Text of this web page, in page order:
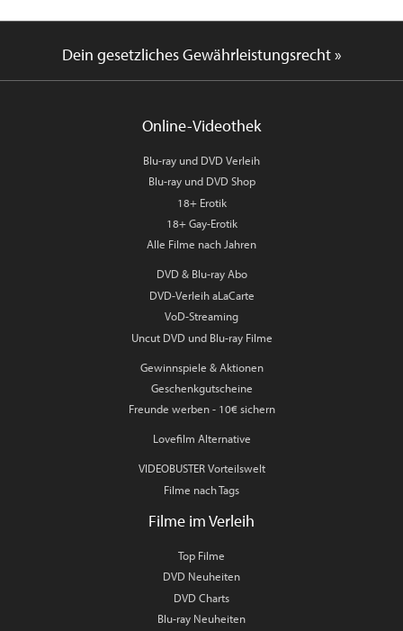
Dein gesetzliches Gewährleistungsrecht »
Online-Videothek
Blu-ray und DVD Verleih
Blu-ray und DVD Shop
18+ Erotik
18+ Gay-Erotik
Alle Filme nach Jahren
DVD & Blu-ray Abo
DVD-Verleih aLaCarte
VoD-Streaming
Uncut DVD und Blu-ray Filme
Gewinnspiele & Aktionen
Geschenkgutscheine
Freunde werben - 10€ sichern
Lovefilm Alternative
VIDEOBUSTER Vorteilswelt
Filme nach Tags
Filme im Verleih
Top Filme
DVD Neuheiten
DVD Charts
Blu-ray Neuheiten